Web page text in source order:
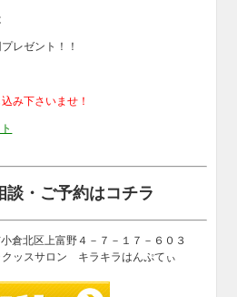
レゼント！！
み下さいませ！
談・ご予約はコチラ
倉北区上富野４－７－１７－６０３
ッスサロン キラキラはんぷてぃ